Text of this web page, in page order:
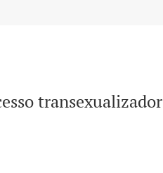
transexualizador